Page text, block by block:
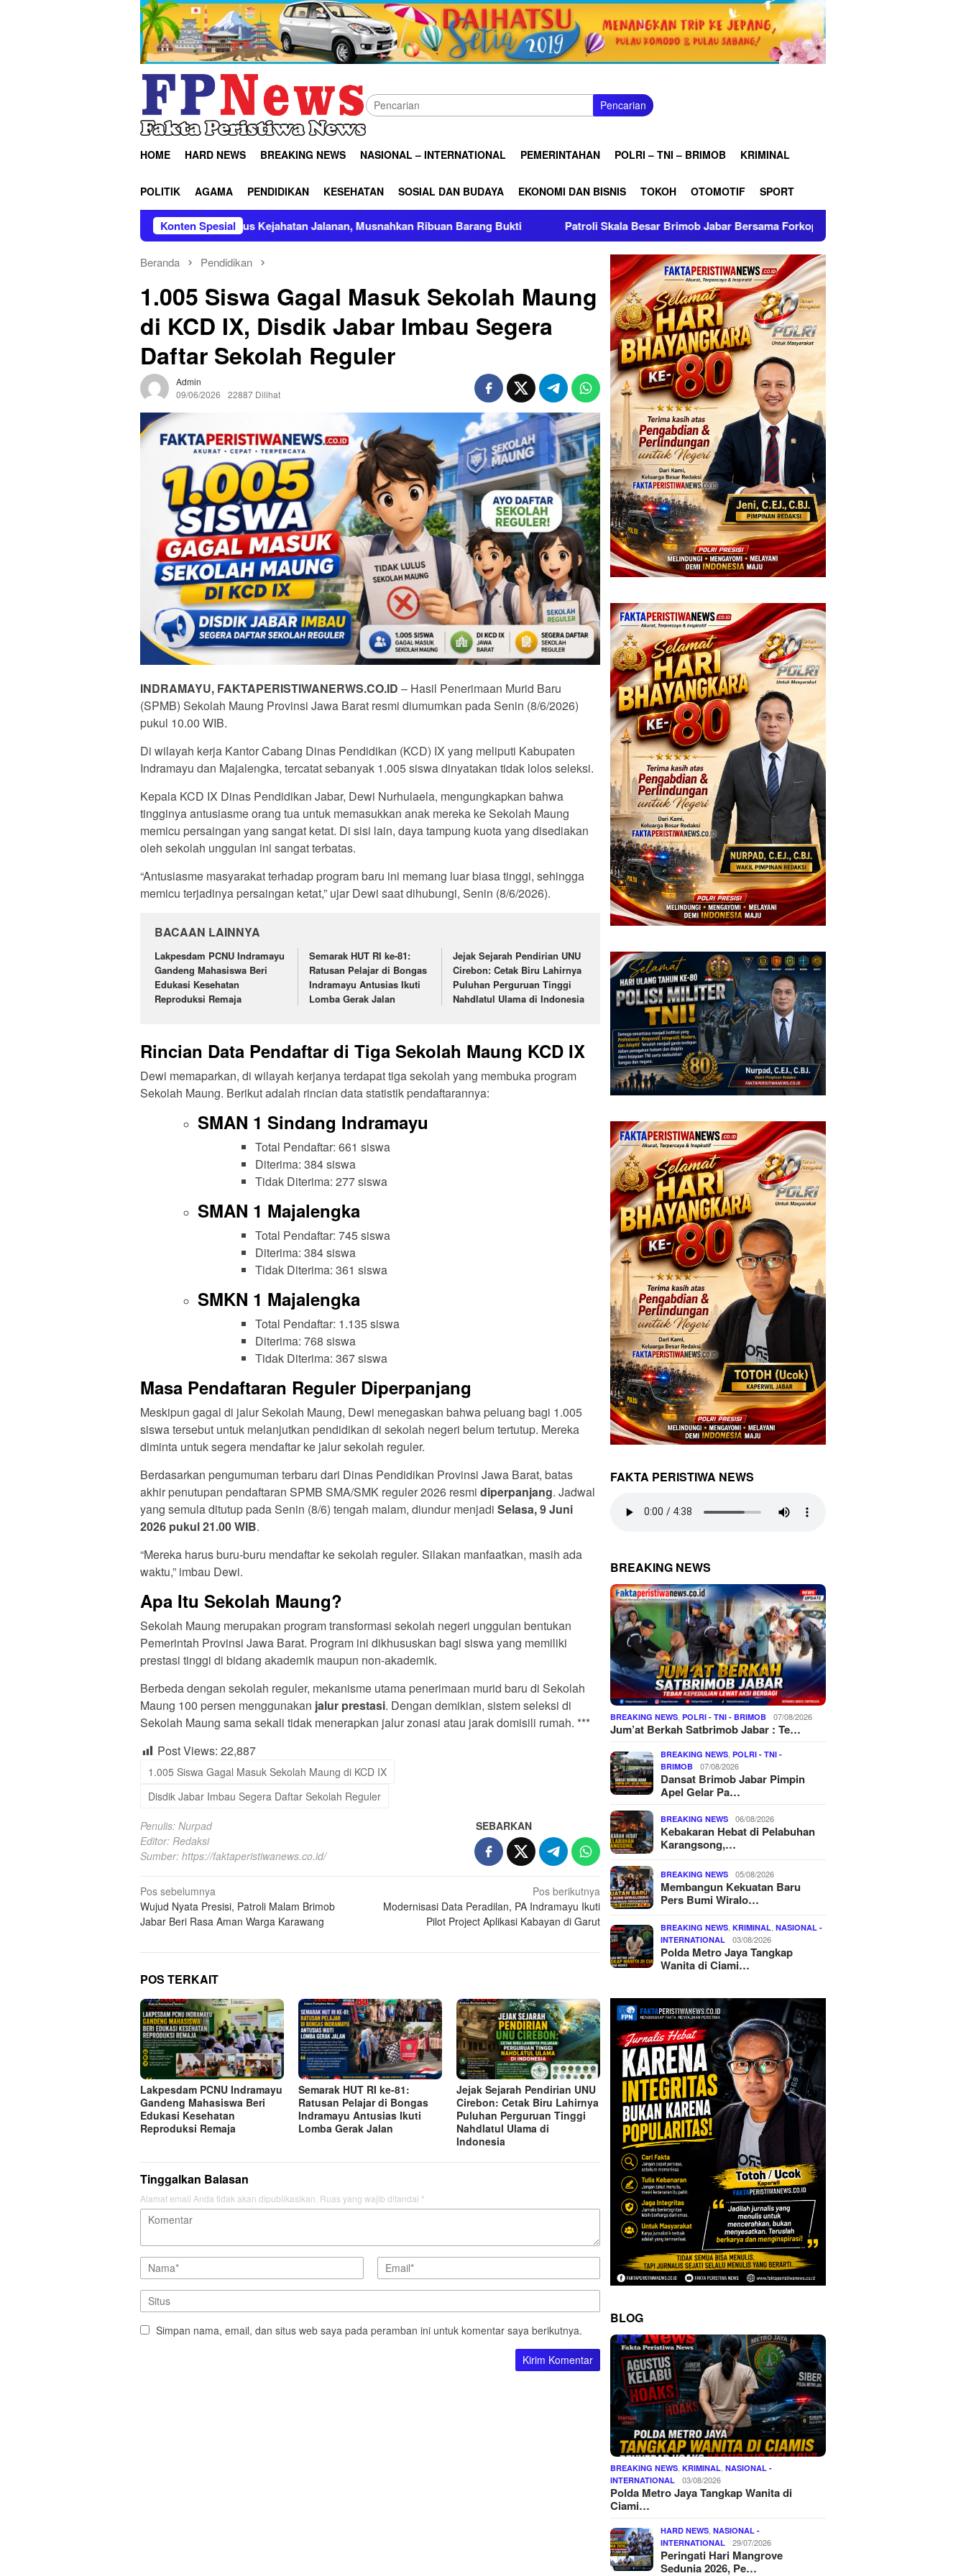
Pencarian
HOME HARD NEWS BREAKING NEWS NASIONAL – INTERNATIONAL PEMERINTAHAN POLRI – TNI – BRIMOB KRIMINAL
POLITIK AGAMA PENDIDIKAN KESEHATAN SOSIAL DAN BUDAYA EKONOMI DAN BISNIS TOKOH OTOMOTIF SPORT
Konten Spesial
Ungkap 352 Kasus Kejahatan Jalanan, Musnahkan Ribuan Barang Bukti Patroli Skala Besar Brimob Jabar Bersama Forkopimda, Ciptakan Situasi Kamtibmas Tetap Kondusif di
Beranda Pendidikan
1.005 Siswa Gagal Masuk Sekolah Maung
di KCD IX, Disdik Jabar Imbau Segera
Daftar Sekolah Reguler
Admin
09/06/2026
22887 Dilihat
INDRAMAYU, FAKTAPERISTIWANERWS.CO.ID – Hasil Penerimaan Murid Baru
(SPMB) Sekolah Maung Provinsi Jawa Barat resmi diumumkan pada Senin (8/6/2026)
pukul 10.00 WIB.
Di wilayah kerja Kantor Cabang Dinas Pendidikan (KCD) IX yang meliputi Kabupaten
Indramayu dan Majalengka, tercatat sebanyak 1.005 siswa dinyatakan tidak lolos seleksi.
Kepala KCD IX Dinas Pendidikan Jabar, Dewi Nurhulaela, mengungkapkan bahwa
tingginya antusiasme orang tua untuk memasukkan anak mereka ke Sekolah Maung
memicu persaingan yang sangat ketat. Di sisi lain, daya tampung kuota yang disediakan
oleh sekolah unggulan ini sangat terbatas.
“Antusiasme masyarakat terhadap program baru ini memang luar biasa tinggi, sehingga
memicu terjadinya persaingan ketat,” ujar Dewi saat dihubungi, Senin (8/6/2026).
BACAAN LAINNYA
Lakpesdam PCNU Indramayu
Gandeng Mahasiswa Beri
Edukasi Kesehatan
Reproduksi Remaja
Semarak HUT RI ke-81:
Ratusan Pelajar di Bongas
Indramayu Antusias Ikuti
Lomba Gerak Jalan
Jejak Sejarah Pendirian UNU
Cirebon: Cetak Biru Lahirnya
Puluhan Perguruan Tinggi
Nahdlatul Ulama di Indonesia
Rincian Data Pendaftar di Tiga Sekolah Maung KCD IX
Dewi memaparkan, di wilayah kerjanya terdapat tiga sekolah yang membuka program
Sekolah Maung. Berikut adalah rincian data statistik pendaftarannya:
SMAN 1 Sindang Indramayu
Total Pendaftar: 661 siswa
Diterima: 384 siswa
Tidak Diterima: 277 siswa
SMAN 1 Majalengka
Total Pendaftar: 745 siswa
Diterima: 384 siswa
Tidak Diterima: 361 siswa
SMKN 1 Majalengka
Total Pendaftar: 1.135 siswa
Diterima: 768 siswa
Tidak Diterima: 367 siswa
Masa Pendaftaran Reguler Diperpanjang
Meskipun gagal di jalur Sekolah Maung, Dewi menegaskan bahwa peluang bagi 1.005
siswa tersebut untuk melanjutkan pendidikan di sekolah negeri belum tertutup. Mereka
diminta untuk segera mendaftar ke jalur sekolah reguler.
Berdasarkan pengumuman terbaru dari Dinas Pendidikan Provinsi Jawa Barat, batas
akhir penutupan pendaftaran SPMB SMA/SMK reguler 2026 resmi diperpanjang. Jadwal
yang semula ditutup pada Senin (8/6) tengah malam, diundur menjadi Selasa, 9 Juni
2026 pukul 21.00 WIB.
“Mereka harus buru-buru mendaftar ke sekolah reguler. Silakan manfaatkan, masih ada
waktu,” imbau Dewi.
Apa Itu Sekolah Maung?
Sekolah Maung merupakan program transformasi sekolah negeri unggulan bentukan
Pemerintah Provinsi Jawa Barat. Program ini dikhususkan bagi siswa yang memiliki
prestasi tinggi di bidang akademik maupun non-akademik.
Berbeda dengan sekolah reguler, mekanisme utama penerimaan murid baru di Sekolah
Maung 100 persen menggunakan jalur prestasi. Dengan demikian, sistem seleksi di
Sekolah Maung sama sekali tidak menerapkan jalur zonasi atau jarak domisili rumah. ***
Post Views: 22,887
1.005 Siswa Gagal Masuk Sekolah Maung di KCD IX
Disdik Jabar Imbau Segera Daftar Sekolah Reguler
Penulis: Nurpad
Editor: Redaksi
Sumber: https://faktaperistiwanews.co.id/
SEBARKAN
Navigasi
pos
Pos sebelumnya
Wujud Nyata Presisi, Patroli Malam Brimob
Jabar Beri Rasa Aman Warga Karawang
Pos berikutnya
Modernisasi Data Peradilan, PA Indramayu Ikuti
Pilot Project Aplikasi Kabayan di Garut
POS TERKAIT
Lakpesdam PCNU Indramayu
Gandeng Mahasiswa Beri
Edukasi Kesehatan
Reproduksi Remaja
Semarak HUT RI ke-81:
Ratusan Pelajar di Bongas
Indramayu Antusias Ikuti
Lomba Gerak Jalan
Jejak Sejarah Pendirian UNU
Cirebon: Cetak Biru Lahirnya
Puluhan Perguruan Tinggi
Nahdlatul Ulama di
Indonesia
Tinggalkan Balasan
Alamat email Anda tidak akan dipublikasikan. Ruas yang wajib ditandai *
Simpan nama, email, dan situs web saya pada peramban ini untuk komentar saya berikutnya.
FAKTA PERISTIWA NEWS
BREAKING NEWS
BREAKING NEWS,POLRI - TNI - BRIMOB 07/08/2026
Jum’at Berkah Satbrimob Jabar : Te…
BREAKING NEWS,POLRI - TNI -
BRIMOB
07/08/2026
Dansat Brimob Jabar Pimpin
Apel Gelar Pa…
BREAKING NEWS 06/08/2026
Kebakaran Hebat di Pelabuhan
Karangsong,…
BREAKING NEWS 05/08/2026
Membangun Kekuatan Baru
Pers Bumi Wiralo…
BREAKING NEWS,KRIMINAL,NASIONAL -
INTERNATIONAL
03/08/2026
Polda Metro Jaya Tangkap
Wanita di Ciami…
BLOG
BREAKING NEWS ,KRIMINAL ,NASIONAL -
INTERNATIONAL
03/08/2026
Polda Metro Jaya Tangkap Wanita di
Ciami…
HARD NEWS ,NASIONAL -
INTERNATIONAL
29/07/2026
Peringati Hari Mangrove
Sedunia 2026, Pe…